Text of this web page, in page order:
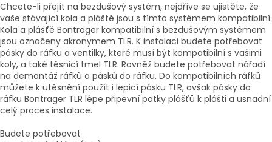
Chcete-li přejít na bezdušový systém, nejdříve se ujistěte, že
vaše stávající kola a pláště jsou s tímto systémem kompatibilní.
Kola a plášťě Bontrager kompatibilní s bezdušovým systémem
jsou označeny akronymem TLR. K instalaci budete potřebovat
pásky do ráfku a ventilky, které musí být kompatibilní s vašimi
koly, a také těsnicí tmel TLR. Rovněž budete potřebovat nářadí
na demontáž ráfků a pásků do ráfku. Do kompatibilních ráfků
můžete k utěsnění použít i lepicí pásku TLR, avšak pásky do
ráfku Bontrager TLR lépe připevní patky plášťů k plášti a usnadní
celý proces instalace.
Budete potřebovat